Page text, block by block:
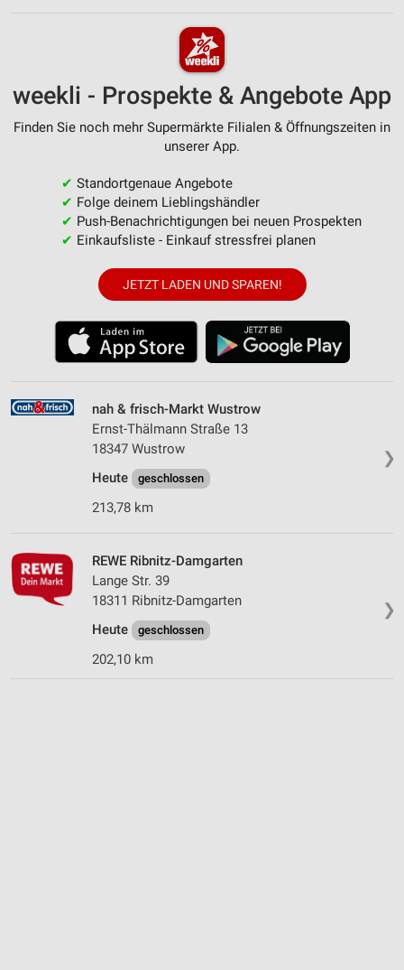
weekli - Prospekte & Angebote App
Finden Sie noch mehr Supermärkte Filialen & Öffnungszeiten in
unserer App.
✔ Standortgenaue Angebote
✔ Folge deinem Lieblingshändler
✔ Push-Benachrichtigungen bei neuen Prospekten
✔ Einkaufsliste - Einkauf stressfrei planen
JETZT LADEN UND SPAREN!
❯
nah & frisch-Markt Wustrow
Ernst-Thälmann Straße 13
18347 Wustrow
Heute
geschlossen
213,78 km
❯
REWE Ribnitz-Damgarten
Lange Str. 39
18311 Ribnitz-Damgarten
Heute
geschlossen
202,10 km